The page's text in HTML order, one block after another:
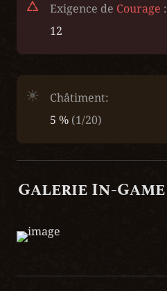
Exigence de Courage :
12
Châtiment:
5 % (1/20)
Galerie In-Game